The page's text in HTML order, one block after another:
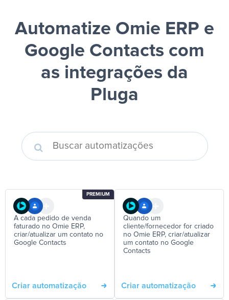
Automatize Omie ERP e
Google Contacts com
as integrações da
Pluga
PREMIUM
A cada pedido de venda
faturado no Omie ERP,
criar/atualizar um contato no
Google Contacts
Criar automatização
Quando um
cliente/fornecedor for criado
no Omie ERP, criar/atualizar
um contato no Google
Contacts
Criar automatização